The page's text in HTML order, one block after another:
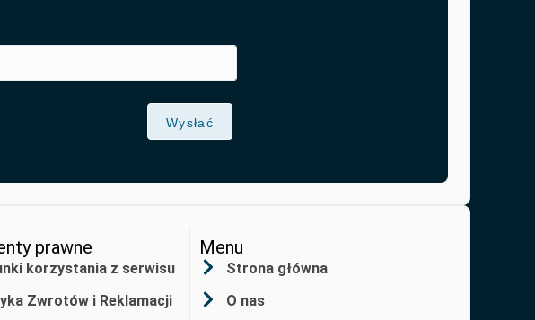
Wysłać
prawne
korzystania z serwisu
Zwrotów i Reklamacji
Menu
Strona główna
O nas